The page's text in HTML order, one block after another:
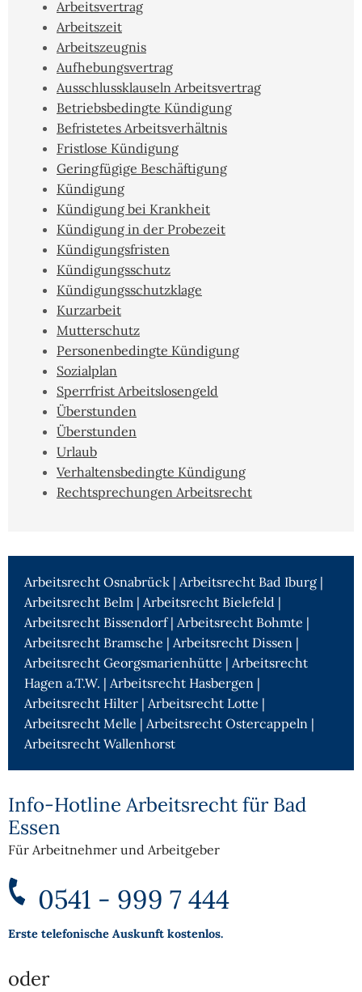
Arbeitsvertrag
Arbeitszeit
Arbeitszeugnis
Aufhebungsvertrag
Ausschlussklauseln Arbeitsvertrag
Betriebsbedingte Kündigung
Befristetes Arbeitsverhältnis
Fristlose Kündigung
Geringfügige Beschäftigung
Kündigung
Kündigung bei Krankheit
Kündigung in der Probezeit
Kündigungsfristen
Kündigungsschutz
Kündigungsschutzklage
Kurzarbeit
Mutterschutz
Personenbedingte Kündigung
Sozialplan
Sperrfrist Arbeitslosengeld
Überstunden
Überstunden
Urlaub
Verhaltensbedingte Kündigung
Rechtsprechungen Arbeitsrecht
Arbeitsrecht Osnabrück | Arbeitsrecht Bad Iburg |
Arbeitsrecht Belm | Arbeitsrecht Bielefeld |
Arbeitsrecht Bissendorf| Arbeitsrecht Bohmte |
Arbeitsrecht Bramsche | Arbeitsrecht Dissen |
Arbeitsrecht Georgsmarienhütte | Arbeitsrecht
Hagen a.T.W. | Arbeitsrecht Hasbergen |
Arbeitsrecht Hilter | Arbeitsrecht Lotte |
Arbeitsrecht Melle | Arbeitsrecht Ostercappeln |
Arbeitsrecht Wallenhorst
Info-Hotline Arbeitsrecht für Bad
Essen
Für Arbeitnehmer und Arbeitgeber
0541 - 999 7 444
Erste telefonische Auskunft kostenlos.
oder